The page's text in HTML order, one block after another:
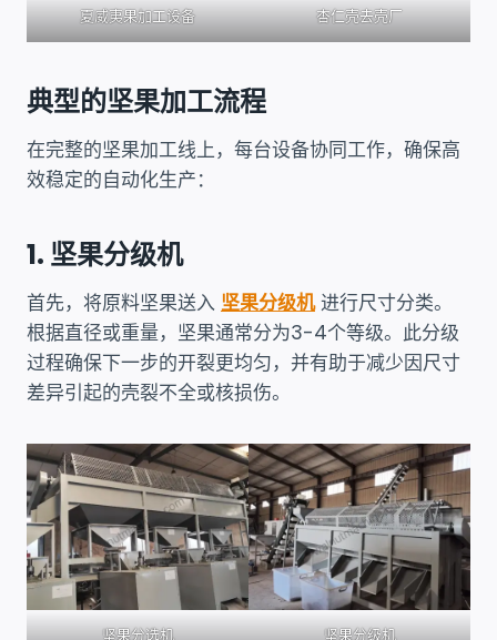
夏威夷果加工设备 杏仁壳去壳厂
典型的坚果加工流程
在完整的坚果加工线上，每台设备协同工作，确保高
效稳定的自动化生产：
1. 坚果分级机
首先，将原料坚果送入 坚果分级机进行尺寸分类。
根据直径或重量，坚果通常分为3-4个等级。此分级
过程确保下一步的开裂更均匀，并有助于减少因尺寸
差异引起的壳裂不全或核损伤。
坚果分选机 坚果分级机